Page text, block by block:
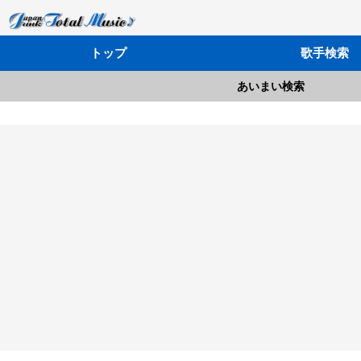
トップ 歌手検索
あいまい検索